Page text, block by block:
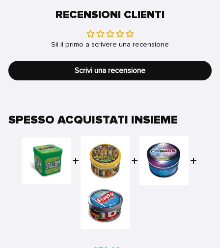
RECENSIONI CLIENTI
Sii il primo a scrivere una recensione
Scrivi una recensione
SPESSO ACQUISTATI INSIEME